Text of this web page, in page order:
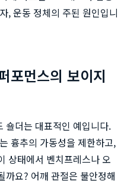
, 운동 정체의 주된 원인입니
포먼스의 보이지
숄더는 대표적인 예입니다.
흉추의 가동성을 제한하고,
상태에서 벤치프레스나 오
까요? 어깨 관절은 불안정해